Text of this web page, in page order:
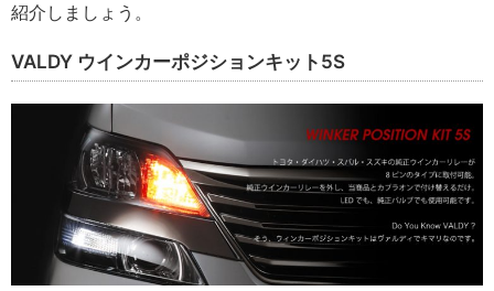
紹介しましょう。
VALDY ウインカーポジションキット5S